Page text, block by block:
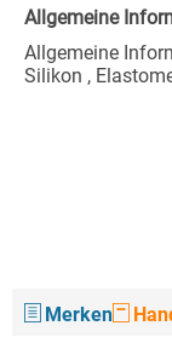
Allgemeine
Allgemeine
Silikon ,
Merken